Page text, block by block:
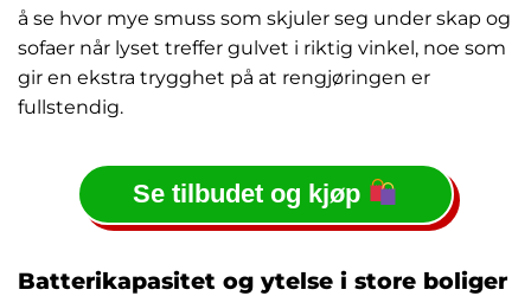
å se hvor mye smuss som skjuler seg under skap og
sofaer når lyset treffer gulvet i riktig vinkel, noe som
gir en ekstra trygghet på at rengjøringen er
fullstendig.
Se tilbudet og kjøp
Batterikapasitet og ytelse i store boliger